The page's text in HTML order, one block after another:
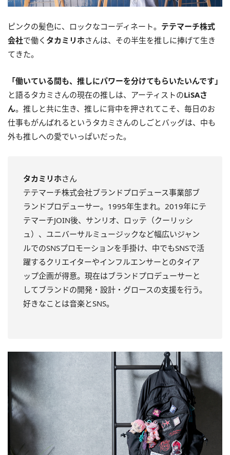
ピンクの髪色に、ロックなコーディネート。 テテマーチ株式
会社で働く タカミリホさんは、その半生を推しに捧げて生き
てきた。
「働いている間も、推しにパワーを分けてもらいたいんです」
と語るタカミさんの現在の推しは、アーティストのLiSAさ
ん。推しと共に生き、推しに背中を押されてこそ、毎日のお
仕事もがんばれるというタカミさんのしごとバッグは、中も
外も推しへの愛でいっぱいだった。
タカミリホさん
テテマーチ株式会社ブランドプロデュース事業部ブ
ランドプロデューサー。1995年生まれ。2019年にテ
テマーチJOIN後、サンリオ、ロッテ（クーリッシ
ュ）、ユニバーサルミュージックなど幅広いジャン
ルでのSNSプロモーションを手掛け、中でもSNSで活
躍するクリエイターやインフルエンサーとのタイア
ップ企画が得意。現在はブランドプロデューサーと
してブランドの開発・設計・グロースの支援を行う。
好きなことは音楽とSNS。